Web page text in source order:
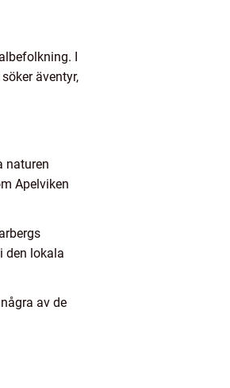
I
äventyr,
naturen
Apelviken
den lokala
av de